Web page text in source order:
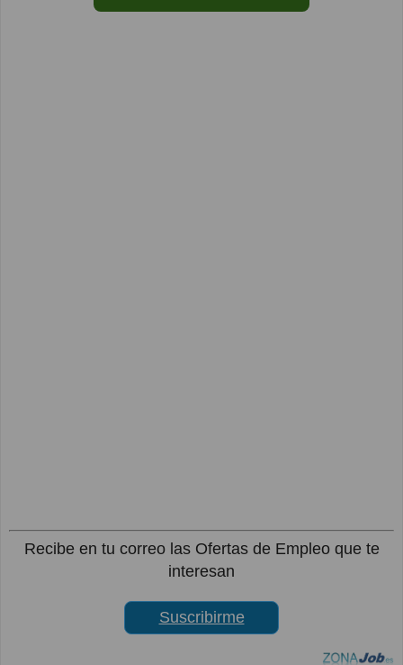
Recibe en tu correo las Ofertas de Empleo que te
interesan
Suscribirme